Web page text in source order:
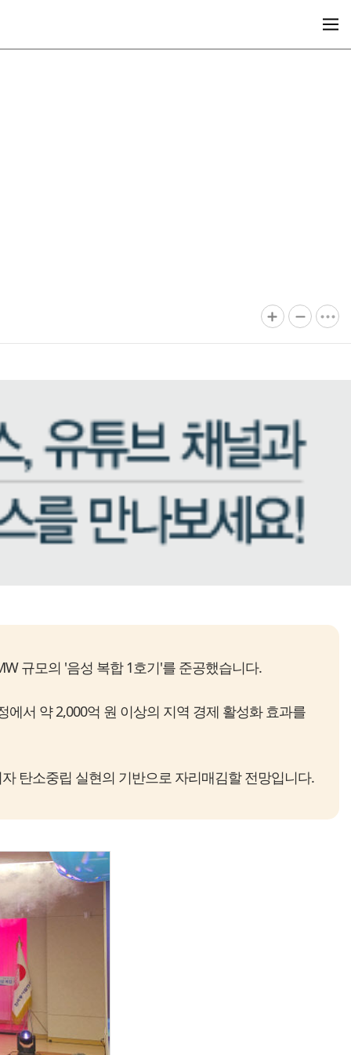
규모의 '음성 복합 1호기'를 준공했습니다.
서 약 2,000억 원 이상의 지역 경제 활성화 효과를
탄소중립 실현의 기반으로 자리매김할 전망입니다.